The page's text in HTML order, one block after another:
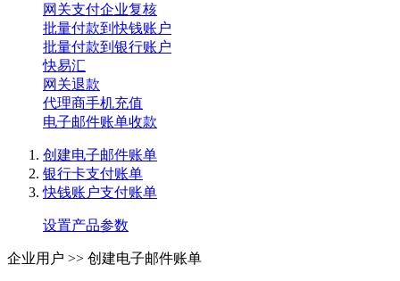
网关支付企业复核
批量付款到快钱账户
批量付款到银行账户
快易汇
网关退款
代理商手机充值
电子邮件账单收款
创建电子邮件账单
银行卡支付账单
快钱账户支付账单
设置产品参数
企业用户 >> 创建电子邮件账单